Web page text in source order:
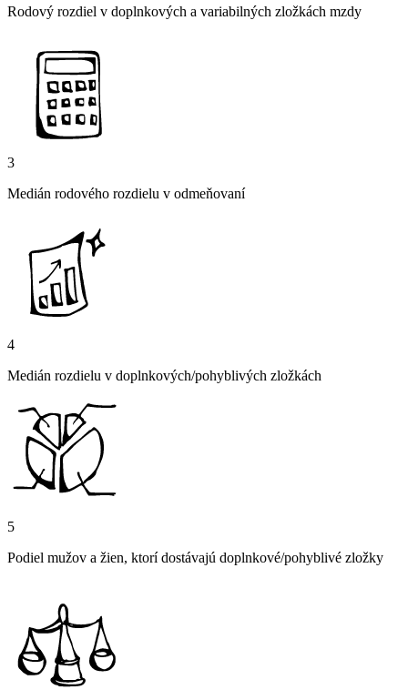
Rodový rozdiel v doplnkových a variabilných zložkách mzdy
3
Medián rodového rozdielu v odmeňovaní
4
Medián rozdielu v doplnkových/pohyblivých zložkách
5
Podiel mužov a žien, ktorí dostávajú doplnkové/pohyblivé zložky